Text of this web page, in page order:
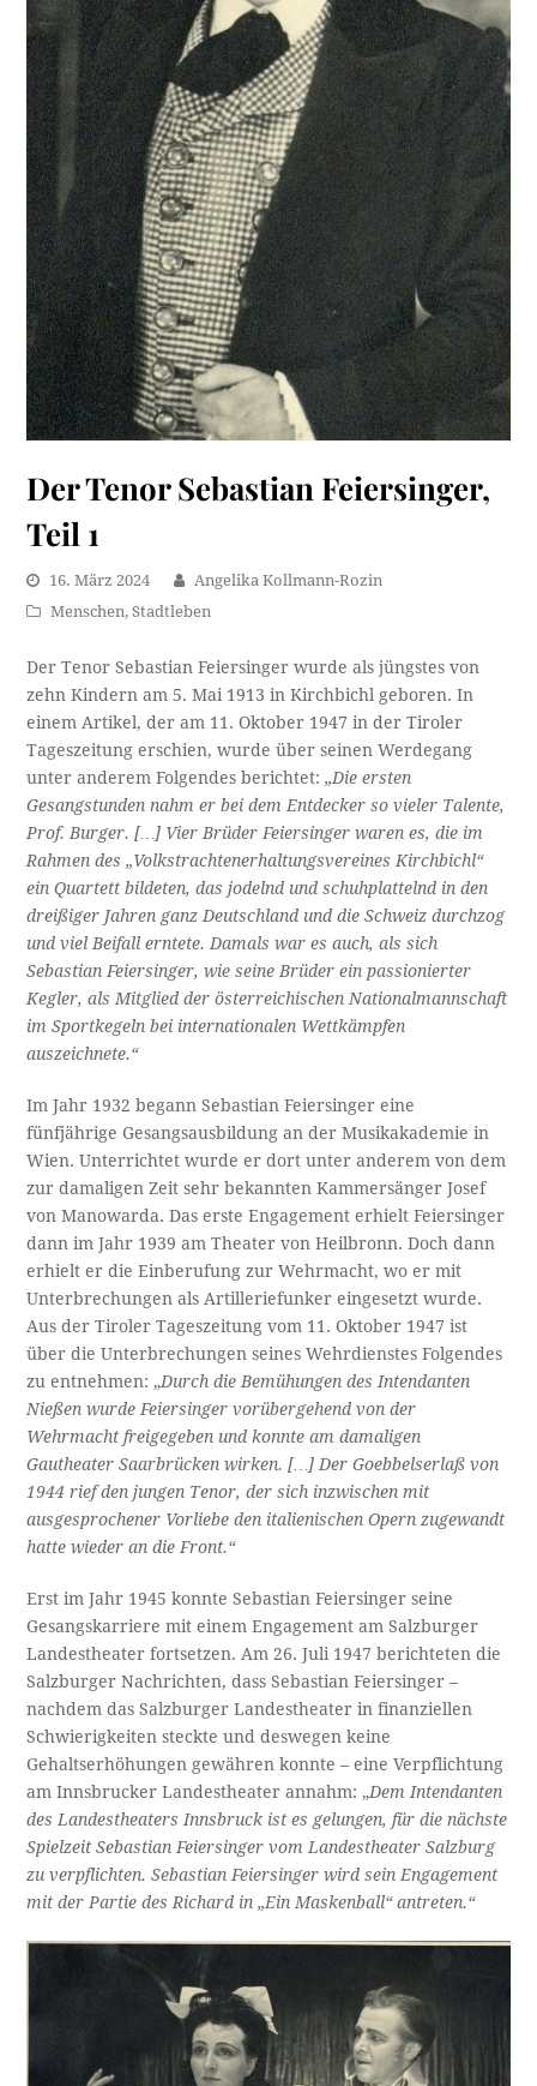
Der Tenor Sebastian Feiersinger,
Teil 1
16. März 2024
Angelika Kollmann-Rozin
Menschen,Stadtleben
Der Tenor Sebastian Feiersinger wurde als jüngstes von
zehn Kindern am 5. Mai 1913 in Kirchbichl geboren. In
einem Artikel, der am 11. Oktober 1947 in der Tiroler
Tageszeitung erschien, wurde über seinen Werdegang
unter anderem Folgendes berichtet:„Die ersten
Gesangstunden nahm er bei dem Entdecker so vieler Talente,
Prof. Burger. […] Vier Brüder Feiersinger waren es, die im
Rahmen des „Volkstrachtenerhaltungsvereines Kirchbichl“
ein Quartett bildeten, das jodelnd und schuhplattelnd in den
dreißiger Jahren ganz Deutschland und die Schweiz durchzog
und viel Beifall erntete. Damals war es auch, als sich
Sebastian Feiersinger, wie seine Brüder ein passionierter
Kegler, als Mitglied der österreichischen Nationalmannschaft
im Sportkegeln bei internationalen Wettkämpfen
auszeichnete.“
Im Jahr 1932 begann Sebastian Feiersinger eine
fünfjährige Gesangsausbildung an der Musikakademie in
Wien. Unterrichtet wurde er dort unter anderem von dem
zur damaligen Zeit sehr bekannten Kammersänger Josef
von Manowarda. Das erste Engagement erhielt Feiersinger
dann im Jahr 1939 am Theater von Heilbronn. Doch dann
erhielt er die Einberufung zur Wehrmacht, wo er mit
Unterbrechungen als Artilleriefunker eingesetzt wurde.
Aus der Tiroler Tageszeitung vom 11. Oktober 1947 ist
über die Unterbrechungen seines Wehrdienstes Folgendes
zu entnehmen: „Durch die Bemühungen des Intendanten
Nießen wurde Feiersinger vorübergehend von der
Wehrmacht freigegeben und konnte am damaligen
Gautheater Saarbrücken wirken. […] Der Goebbelserlaß von
1944 rief den jungen Tenor, der sich inzwischen mit
ausgesprochener Vorliebe den italienischen Opern zugewandt
hatte wieder an die Front.“
Erst im Jahr 1945 konnte Sebastian Feiersinger seine
Gesangskarriere mit einem Engagement am Salzburger
Landestheater fortsetzen. Am 26. Juli 1947 berichteten die
Salzburger Nachrichten, dass Sebastian Feiersinger –
nachdem das Salzburger Landestheater in finanziellen
Schwierigkeiten steckte und deswegen keine
Gehaltserhöhungen gewähren konnte – eine Verpflichtung
am Innsbrucker Landestheater annahm: „Dem Intendanten
des Landestheaters Innsbruck ist es gelungen, für die nächste
Spielzeit Sebastian Feiersinger vom Landestheater Salzburg
zu verpflichten. Sebastian Feiersinger wird sein Engagement
mit der Partie des Richard in „Ein Maskenball“ antreten.“